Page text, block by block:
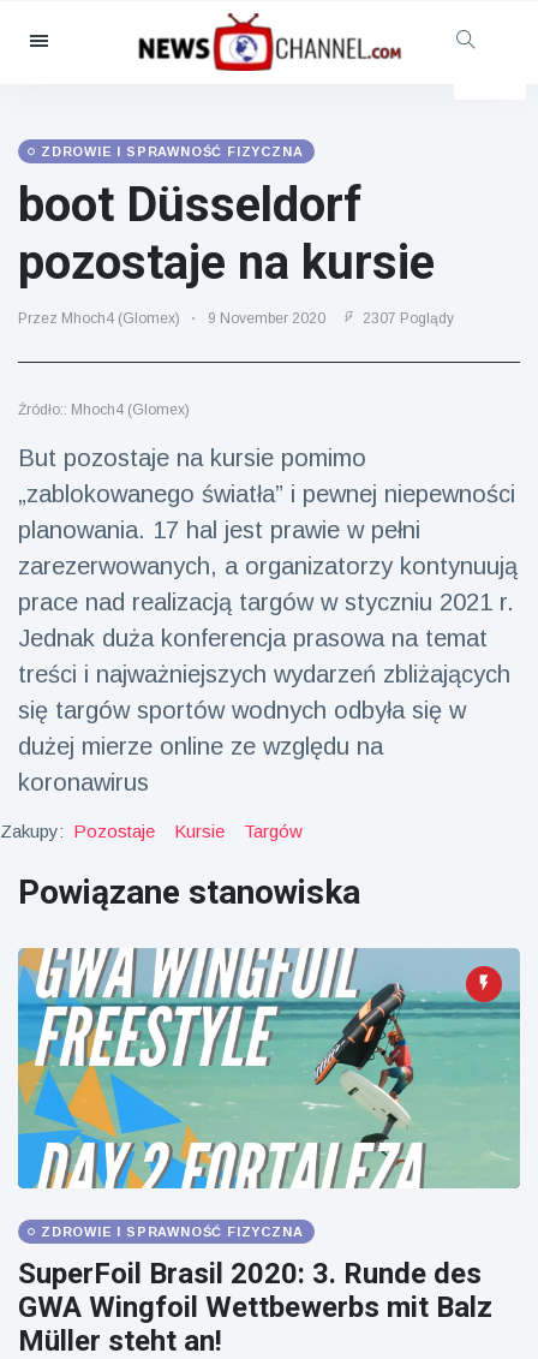
Kategorie
Opieka społeczna i zabawa
Kino i telewizja
(81)
Sport
(237)
Żywność i picie
Gry
(160)
Styl życia
(121)
Zdrowie i sprawność
fizyczna
(73)
Podróże i przygody
(77)
Najnowsze
wiadomości
'kajdanek'
rozbawiła
publiczność
Konserywiści
świętują
narodziny
pierwszego
tapira
nizinne w
brytyjskim
zoo od 14 lat
16 July
179
Poglądy
Florydy
aresztowany
po odpaleniu
fajerwerków
z jadącego
samochodu
16 July
Poglądy
ZDROWIE I SPRAWNOŚĆ FIZYCZNA
boot Düsseldorf
pozostaje na kursie
Przez Mhoch4 (Glomex) 9 November 2020 2307 Poglądy
Źródło:: Mhoch4 (Glomex)
But pozostaje na kursie pomimo
„zablokowanego światła” i pewnej niepewności
planowania. 17 hal jest prawie w pełni
zarezerwowanych, a organizatorzy kontynuują
prace nad realizacją targów w styczniu 2021 r.
Jednak duża konferencja prasowa na temat
treści i najważniejszych wydarzeń zbliżających
się targów sportów wodnych odbyła się w
dużej mierze online ze względu na
koronawirus
Zakupy: Pozostaje Kursie Targów
Powiązane stanowiska
ZDROWIE I SPRAWNOŚĆ FIZYCZNA
SuperFoil Brasil 2020: 3. Runde des
GWA Wingfoil Wettbewerbs mit Balz
Müller steht an!